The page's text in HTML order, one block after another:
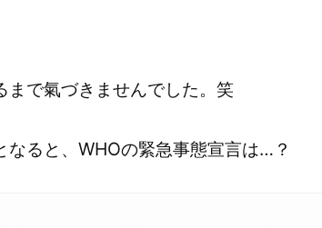
まで氣づきませんでした。笑
ると、WHOの緊急事態宣言は…？